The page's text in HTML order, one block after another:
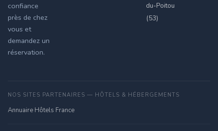
confiance
près de chez
vous et
demandez un
réservation.
du-Poitou
(53)
NOS SITES PARTENAIRES — HÔTELS & HÉBERGEMENTS
Annuaire Hôtels France